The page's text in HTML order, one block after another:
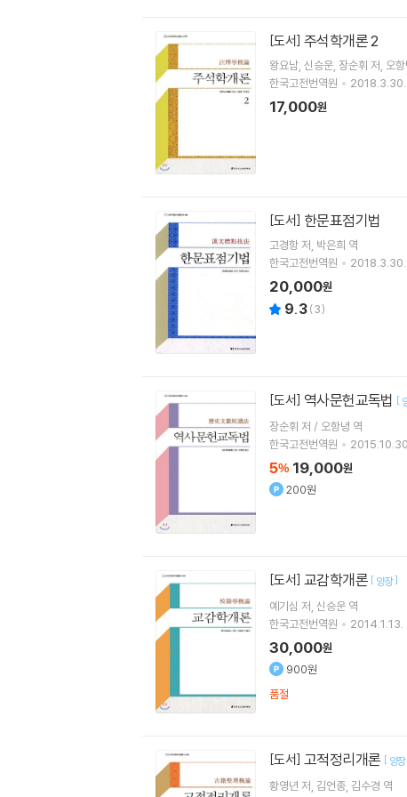
[도서] 주석학개론 2
왕요남 신승운 장순휘 저 오
한국고전번역원
2018.3.30.
17,000원
[도서] 한문표점기법
고경항저 박은희 역
한국고전번역원
2018.3.30.
20,000원
9.3(3)
[도서] 역사문헌교독법 [
장순휘 저 / 오항녕 역
한국고전번역원
2015.10.30.
5% 19,000원
200원
[도서] 교감학개론 [ 양장]
예기심 저 신승운 역
한국고전번역원
2014.1.13.
30,000원
900원
품절
[도서] 고적정리개론 [ 양장
황영년 저 김언종 김수경 역